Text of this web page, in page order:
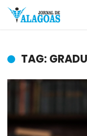
TAG: